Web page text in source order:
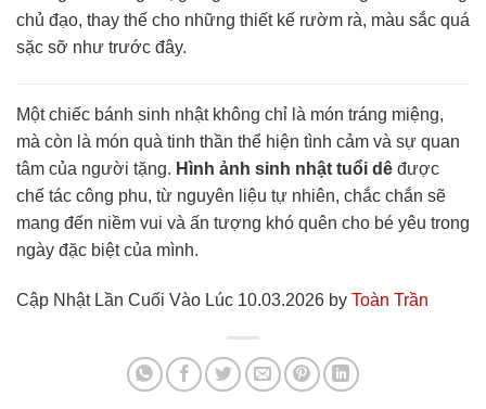
chủ đạo, thay thế cho những thiết kế rườm rà, màu sắc quá
sặc sỡ như trước đây.
Một chiếc bánh sinh nhật không chỉ là món tráng miệng,
mà còn là món quà tinh thần thể hiện tình cảm và sự quan
tâm của người tặng. Hình ảnh sinh nhật tuổi dê được
chế tác công phu, từ nguyên liệu tự nhiên, chắc chắn sẽ
mang đến niềm vui và ấn tượng khó quên cho bé yêu trong
ngày đặc biệt của mình.
Cập Nhật Lần Cuối Vào Lúc 10.03.2026 by Toàn Trần